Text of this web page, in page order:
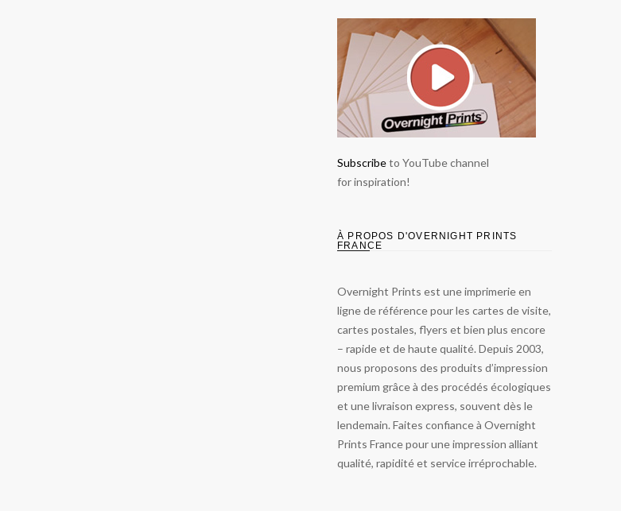
Subscribeto YouTube channel
for inspiration!
À PROPOS D'OVERNIGHT PRINTS
FRANCE
Overnight Prints est une imprimerie en
ligne de référence pour les cartes de visite,
cartes postales, flyers et bien plus encore
– rapide et de haute qualité. Depuis 2003,
nous proposons des produits d’impression
premium grâce à des procédés écologiques
et une livraison express, souvent dès le
lendemain. Faites confiance à Overnight
Prints France pour une impression alliant
qualité, rapidité et service irréprochable.